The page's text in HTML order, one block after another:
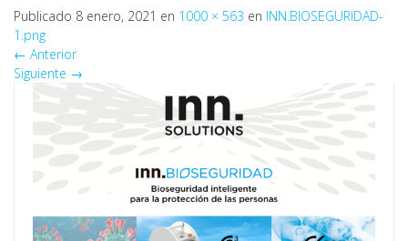
Publicado 8 enero, 2021 en 1000 × 563 en INN.BIOSEGURIDAD-
1.png
← Anterior
Siguiente →